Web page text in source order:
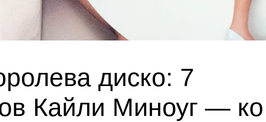
диско: 7
Кайли Миноуг — ко